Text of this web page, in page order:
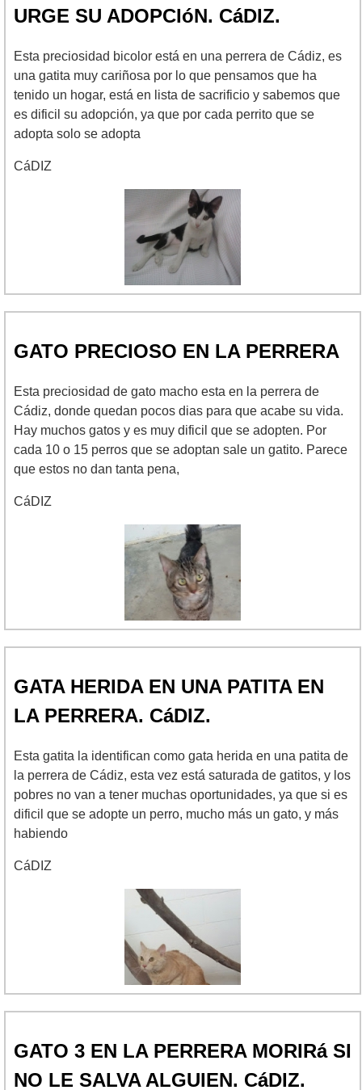
URGE SU ADOPCIóN. CáDIZ.
Esta preciosidad bicolor está en una perrera de Cádiz, es
una gatita muy cariñosa por lo que pensamos que ha
tenido un hogar, está en lista de sacrificio y sabemos que
es dificil su adopción, ya que por cada perrito que se
adopta solo se adopta
CáDIZ
GATO PRECIOSO EN LA PERRERA
Esta preciosidad de gato macho esta en la perrera de
Cádiz, donde quedan pocos dias para que acabe su vida.
Hay muchos gatos y es muy dificil que se adopten. Por
cada 10 o 15 perros que se adoptan sale un gatito. Parece
que estos no dan tanta pena,
CáDIZ
GATA HERIDA EN UNA PATITA EN
LA PERRERA. CáDIZ.
Esta gatita la identifican como gata herida en una patita de
la perrera de Cádiz, esta vez está saturada de gatitos, y los
pobres no van a tener muchas oportunidades, ya que si es
dificil que se adopte un perro, mucho más un gato, y más
habiendo
CáDIZ
GATO 3 EN LA PERRERA MORIRá SI
NO LE SALVA ALGUIEN. CáDIZ.